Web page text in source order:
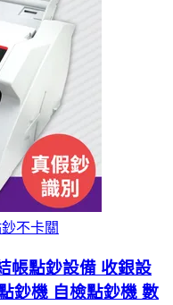
不卡關
帳點鈔設備 收銀設
鈔機 自檢點鈔機 數